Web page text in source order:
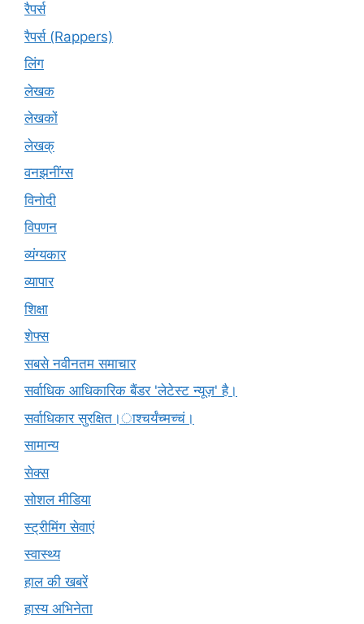
रैपर्स
रैपर्स (Rappers)
लिंग
लेखक
लेखकों
लेखक्
वनझनींग्स
विनोदी
विपणन
व्यंग्यकार
व्यापार
शिक्षा
शेफ्स
सबसे नवीनतम समाचार
सर्वाधिक आधिकारिक बैंडर 'लेटेस्ट न्यूज़' है।
सर्वाधिकार सुरक्षित।ाश्चर्यंच्मच्चं।
सामान्य
सेक्स
सोशल मीडिया
स्ट्रीमिंग सेवाएं
स्वास्थ्य
हाल की खबरें
हास्य अभिनेता